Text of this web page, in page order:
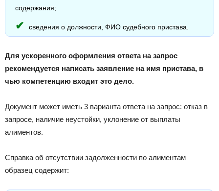
содержания;
сведения о должности, ФИО судебного пристава.
Для ускоренного оформления ответа на запрос
рекомендуется написать заявление на имя пристава, в
чью компетенцию входит это дело.
Документ может иметь 3 варианта ответа на запрос: отказ в
запросе, наличие неустойки, уклонение от выплаты
алиментов.
Справка об отсутствии задолженности по алиментам
образец содержит: